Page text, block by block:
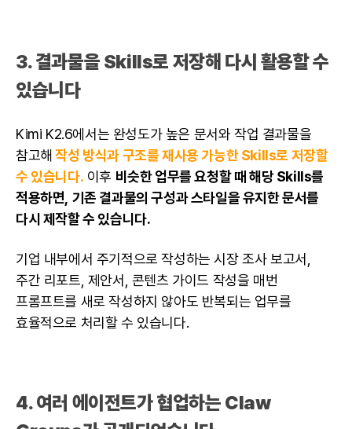
3. 결과물을 Skills로 저장해 다시 활용할 수
있습니다
Kimi K2.6에서는 완성도가 높은 문서와 작업 결과물을
참고해 작성 방식과 구조를 재사용 가능한 Skills로 저장할
수 있습니다. 이후 비슷한 업무를 요청할 때 해당 Skills를
적용하면, 기존 결과물의 구성과 스타일을 유지한 문서를
다시 제작할 수 있습니다.
기업 내부에서 주기적으로 작성하는 시장 조사 보고서,
주간 리포트, 제안서, 콘텐츠 가이드 작성을 매번
프롬프트를 새로 작성하지 않아도 반복되는 업무를
효율적으로 처리할 수 있습니다.
4. 여러 에이전트가 협업하는 Claw